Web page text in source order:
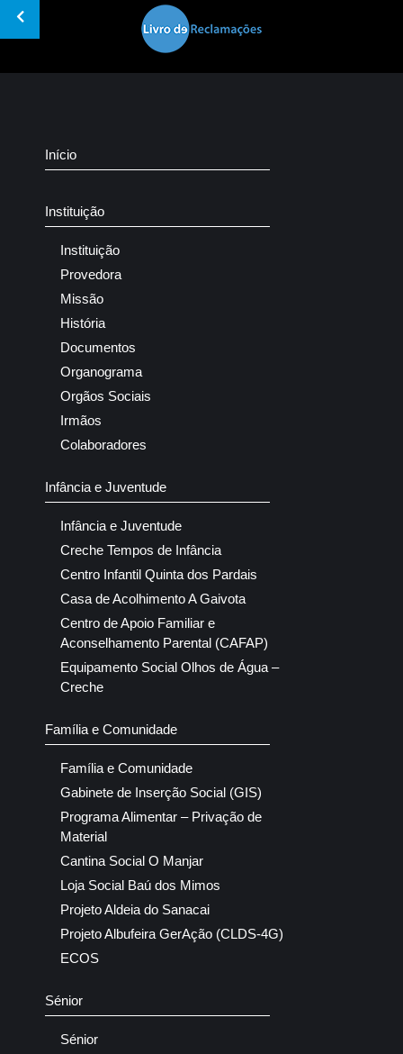
Início
Instituição
Instituição
Provedora
Missão
História
Documentos
Organograma
Orgãos Sociais
Irmãos
Colaboradores
Infância e Juventude
Infância e Juventude
Creche Tempos de Infância
Centro Infantil Quinta dos Pardais
Casa de Acolhimento A Gaivota
Centro de Apoio Familiar e
Aconselhamento Parental (CAFAP)
Equipamento Social Olhos de Água –
Creche
Família e Comunidade
Família e Comunidade
Gabinete de Inserção Social (GIS)
Programa Alimentar – Privação de
Material
Cantina Social O Manjar
Loja Social Baú dos Mimos
Projeto Aldeia do Sanacai
Projeto Albufeira GerAção (CLDS-4G)
ECOS
Sénior
Sénior